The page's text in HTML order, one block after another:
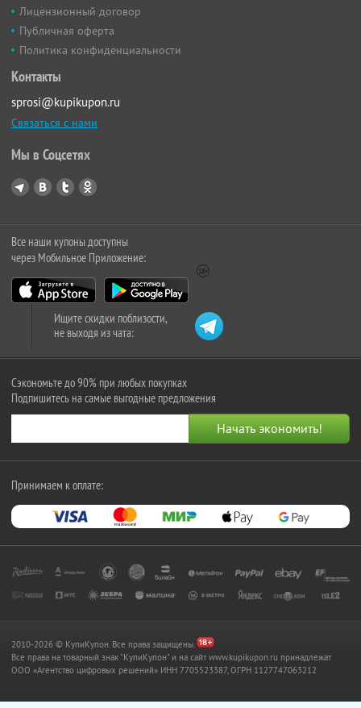
Лицензионный договор
Публичная оферта
Политика конфиденциальности
Контакты
sprosi@kupikupon.ru
Связаться с нами
Мы в Соцсетях
Все наши купоны доступны
через Мобильное Приложение:
Ищите скидки поблизости,
не выходя из чата:
Сэкономьте до 90% при любых покупках
Подпишитесь на самые выгодные предложения
Принимаем к оплате:
2010-2026 © КупиКупон. Все права защищены.
Все права на товарный знак "КупиКупон" и на сайт www.kupikupon.ru принадлежат
OOO «Агентство цифровых решений» ИНН 7705523387, ОГРН 1127747063212